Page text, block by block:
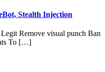
Stealth Injection
Remove visual punch Ban
To […]